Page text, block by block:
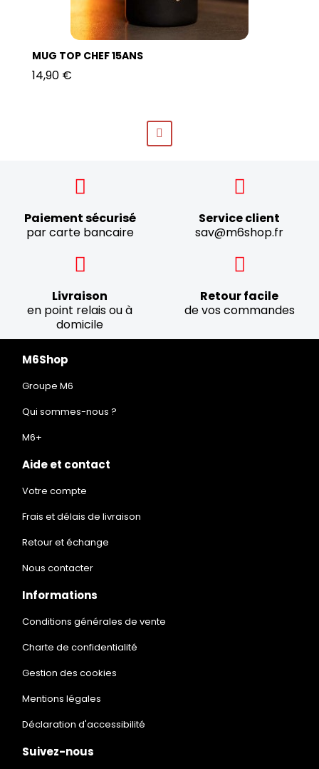
MUG TOP CHEF 15ANS
14,90 €
Paiement sécurisé
par carte bancaire
Service client
sav@m6shop.fr
Livraison
en point relais ou à
domicile
Retour facile
de vos commandes
M6Shop
Groupe M6
Qui sommes-nous ?
M6+
Aide et contact
Votre compte
Frais et délais de livraison
Retour et échange
Nous contacter
Informations
Conditions générales de vente
Charte de confidentialité
Gestion des cookies
Mentions légales
Déclaration d'accessibilité
Suivez-nous